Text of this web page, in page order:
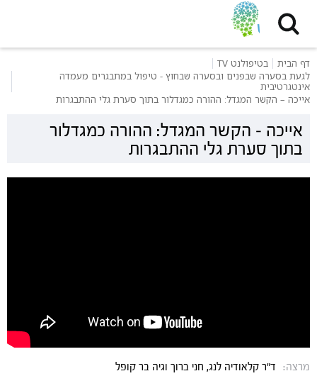
דף הבית
בטיפולנט TV
לגעת בסערה שבפנים ובסערה שבחוץ - טיפול במתבגרים מעמדה
אינטגרטיבית
אייכה – הקשר המגדל: ההורה כמגדלור בתוך סערת גלי ההתבגרות
אייכה – הקשר המגדל: ההורה כמגדלור
בתוך סערת גלי ההתבגרות
מרצה:
ד"ר קלאודיה לנג, חני ברוך וגיה בר קופל